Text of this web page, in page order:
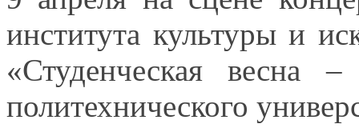
института культурыи
«Студенческая весна
политехнического